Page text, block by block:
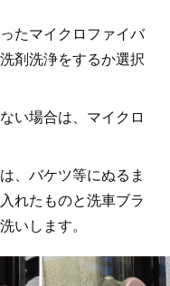
たマイクロファイバ
剤洗浄をするか選択
い場合は、マイクロ
、バケツ等にぬるま
れたものと洗車ブラ
いします。